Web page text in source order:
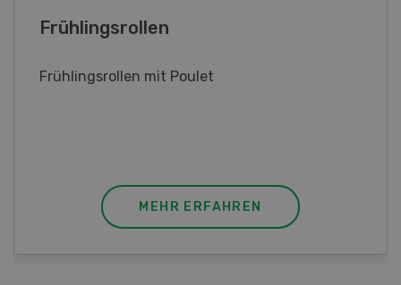
Poulet mit Spinat-Dörrtomaten-
MEHR ERFAHREN